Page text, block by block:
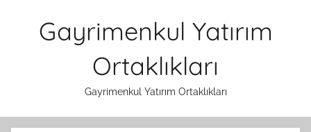
Gayrimenkul Yatırım
Ortaklıkları
Gayrimenkul Yatırım Ortaklıkları